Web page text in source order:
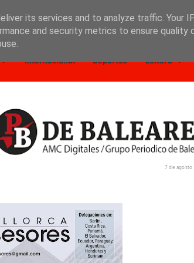
Internacional Deportes Cultura
7 de agosto
its services and to analyze traffic. Your
and security metrics to ensure quality